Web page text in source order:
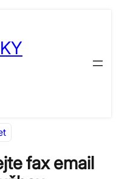
fax email